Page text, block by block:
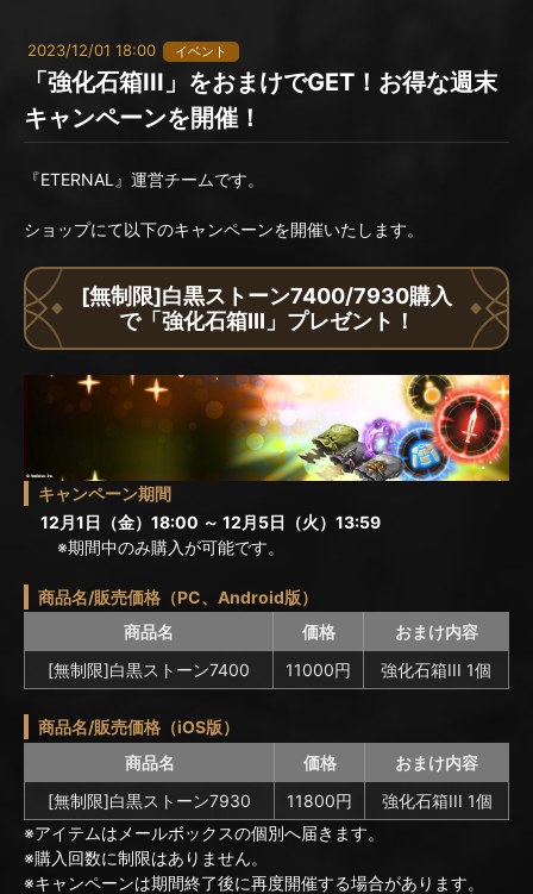
2023/12/01 18:00 イベント
「強化石箱III」をおまけでGET！お得な週末
キャンペーンを開催！
『ETERNAL』運営チームです。
ショップにて以下のキャンペーンを開催いたします。
[無制限]白黒ストーン7400/7930購入
で「強化石箱III」プレゼント！
キャンペーン期間
12月1日（金）18:00 ～ 12月5日（火）13:59
※期間中のみ購入が可能です。
商品名/販売価格（PC、Android版）
商品名
価格
おまけ内容
[無制限]白黒ストーン7400
11000円 強化石箱III 1個
商品名/販売価格（iOS版）
商品名
価格
おまけ内容
[無制限]白黒ストーン7930
11800円
強化石箱III 1個
※アイテムはメールボックスの個別へ届きます。
※購入回数に制限はありません。
※キャンペーンは期間終了後に再度開催する場合があります。